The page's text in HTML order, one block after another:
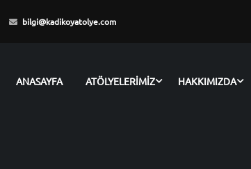
bilgi@kadikoyatolye.com
ANASAYFA ATÖLYELERİMİZ HAKKIMIZDA